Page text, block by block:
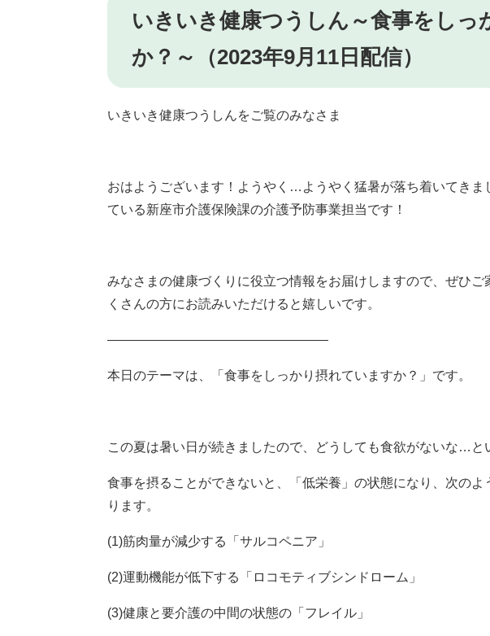
いきいき健康つうしん～食事をしっ
か？～（2023年9月11日配信）
いきいき健康つうしんをご覧のみなさま
おはようございます！ようやく…ようやく猛暑が落ち着いてきま
ている新座市介護保険課の介護予防事業担当です！
みなさまの健康づくりに役立つ情報をお届けしますので、ぜひ
くさんの方にお読みいただけると嬉しいです。
―――――――――――――――――
本日のテーマは、「食事をしっかり摂れていますか？」です。
この夏は暑い日が続きましたので、どうしても食欲がないな…と
食事を摂ることができないと、「低栄養」の状態になり、次の
ります。
(1)筋肉量が減少する「サルコペニア」
(2)運動機能が低下する「ロコモティブシンドローム」
(3)健康と要介護の中間の状態の「フレイル」